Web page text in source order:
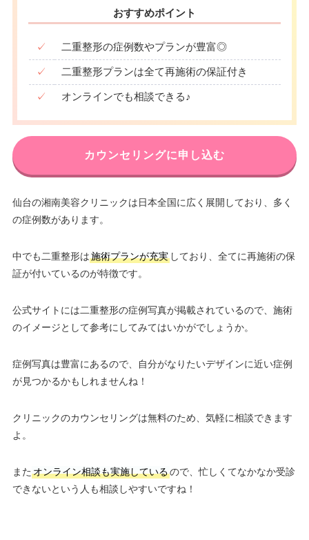
おすすめポイント
✓ 二重整形の症例数やプランが豊富◎
✓ 二重整形プランは全て再施術の保証付き
✓ オンラインでも相談できる♪
カウンセリングに申し込む
仙台の湘南美容クリニックは日本全国に広く展開しており、多く
の症例数があります。
中でも二重整形は施術プランが充実しており、全てに再施術の保
証が付いているのが特徴です。
公式サイトには二重整形の症例写真が掲載されているので、施術
のイメージとして参考にしてみてはいかがでしょうか。
症例写真は豊富にあるので、自分がなりたいデザインに近い症例
が見つかるかもしれませんね！
クリニックのカウンセリングは無料のため、気軽に相談できます
よ。
また オンライン相談も実施しているので、忙しくてなかなか受診
できないという人も相談しやすいですね！